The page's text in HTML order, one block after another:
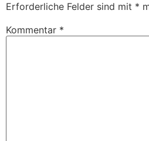
Erforderliche Felder sind mit *
Kommentar *